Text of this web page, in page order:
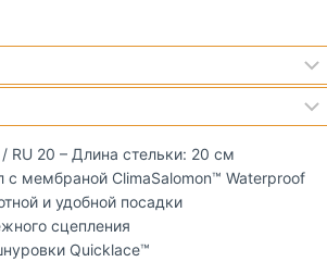
RU 20 – Длина стельки: 20 см
с мембраной ClimaSalomon™ Waterproof​
и удобной посадки​
сцепления​
Quicklace™​